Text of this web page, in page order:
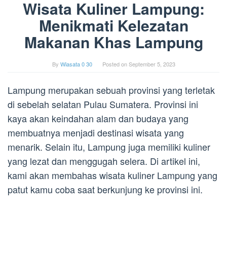
Wisata Kuliner Lampung:
Menikmati Kelezatan
Makanan Khas Lampung
By Wiasata 0 30 Posted onSeptember 5, 2023
Lampung merupakan sebuah provinsi yang terletak
di sebelah selatan Pulau Sumatera. Provinsi ini
kaya akan keindahan alam dan budaya yang
membuatnya menjadi destinasi wisata yang
menarik. Selain itu, Lampung juga memiliki kuliner
yang lezat dan menggugah selera. Di artikel ini,
kami akan membahas wisata kuliner Lampung yang
patut kamu coba saat berkunjung ke provinsi ini.